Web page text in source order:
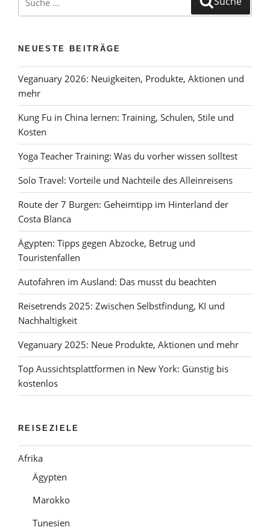
der
nach:
NEUESTE BEITRÄGE
Veganuary 2026: Neuigkeiten, Produkte, Aktionen und
mehr
Kung Fu in China lernen: Training, Schulen, Stile und
Kosten
Yoga Teacher Training: Was du vorher wissen solltest
Solo Travel: Vorteile und Nachteile des Alleinreisens
Route der 7 Burgen: Geheimtipp im Hinterland der
Costa Blanca
Ägypten: Tipps gegen Abzocke, Betrug und
Touristenfallen
Autofahren im Ausland: Das musst du beachten
Reisetrends 2025: Zwischen Selbstfindung, KI und
Nachhaltigkeit
Veganuary 2025: Neue Produkte, Aktionen und mehr
Top Aussichtsplattformen in New York: Günstig bis
kostenlos
REISEZIELE
Afrika
Ägypten
Marokko
Tunesien